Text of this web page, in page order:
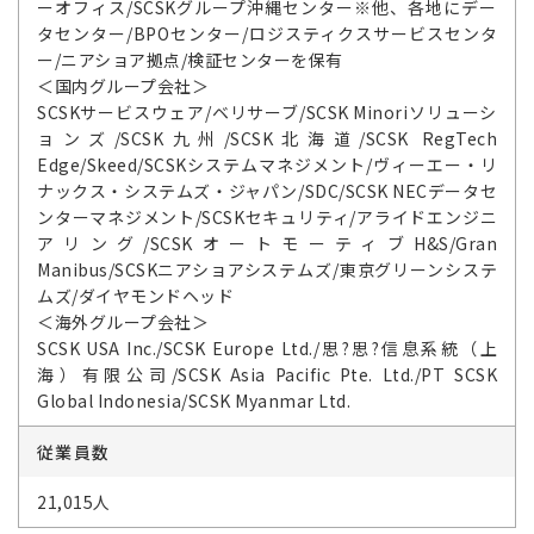
ーオフィス/SCSKグループ沖縄センター※他、各地にデー
タセンター/BPOセンター/ロジスティクスサービスセンタ
ー/ニアショア拠点/検証センターを保有
＜国内グループ会社＞
SCSKサービスウェア/ベリサーブ/SCSK Minoriソリューシ
ョンズ/SCSK九州/SCSK北海道/SCSK RegTech
Edge/Skeed/SCSKシステムマネジメント/ヴィーエー・リ
ナックス・システムズ・ジャパン/SDC/SCSK NECデータセ
ンターマネジメント/SCSKセキュリティ/アライドエンジニ
アリング/SCSKオートモーティブH&S/Gran
Manibus/SCSKニアショアシステムズ/東京グリーンシステ
ムズ/ダイヤモンドヘッド
＜海外グループ会社＞
SCSK USA Inc./SCSK Europe Ltd./思?思?信息系統（上
海）有限公司/SCSK Asia Pacific Pte. Ltd./PT SCSK
Global Indonesia/SCSK Myanmar Ltd.
従業員数
21,015人